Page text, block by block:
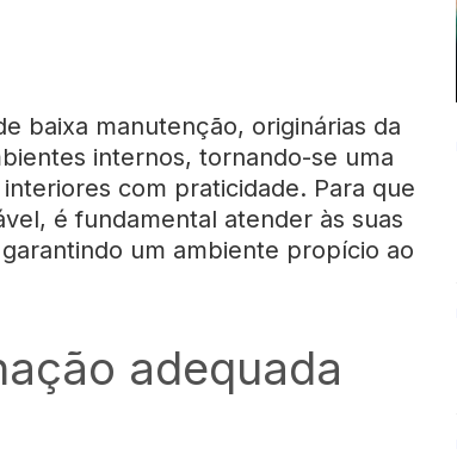
baixa manutenção, originárias da
internos, tornando-se uma
com praticidade. Para que
é fundamental atender às suas
um ambiente propício ao
adequada